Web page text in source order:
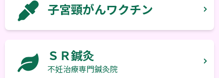
子宮頸がんワクチン
ＳＲ鍼灸
不妊治療専門鍼灸院